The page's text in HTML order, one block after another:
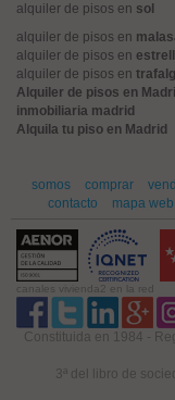
alquiler de pisos en sol
alquiler de pisos en
alquiler de pisos en
alquiler de pisos en
Alquiler de pisos en
inmobiliaria madrid
Alquila tu piso en Madrid
somos comprar
contacto
mapa web
canales vivienda2 en la red
Constituida en 1984 -
3ª del libro de